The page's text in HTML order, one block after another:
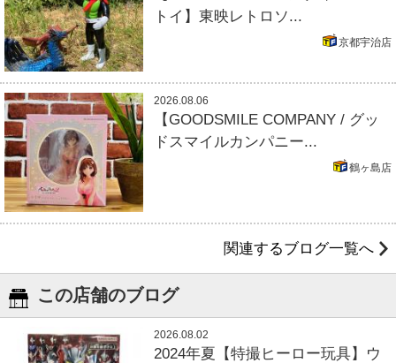
トイ】東映レトロソ...
京都宇治店
2026.08.06
【GOODSMILE COMPANY / グッ
ドスマイルカンパニー...
鶴ヶ島店
関連するブログ一覧へ
この店舗のブログ
2026.08.02
2024年夏【特撮ヒーロー玩具】ウ